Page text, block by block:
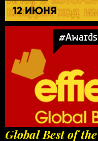
12 ИЮНЯ
#Awards
Global Best of